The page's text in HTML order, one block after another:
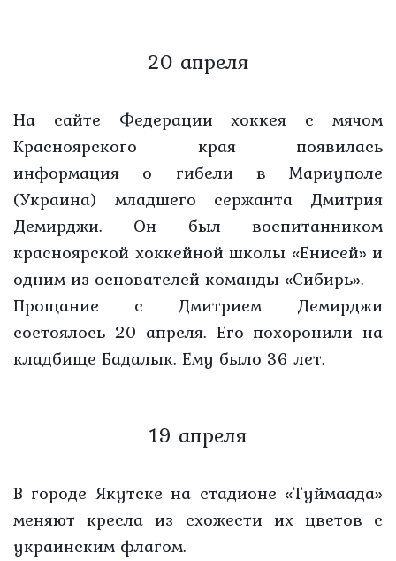
20 апреля
На сайте Федерации хоккея с мячом
Красноярского края появилась
информация о гибели в Мариуполе
(Украина) младшего сержанта Дмитрия
Демирджи. Он был воспитанником
красноярской хоккейной школы «Енисей» и
одним из основателей команды «Сибирь».
Прощание с Дмитрием Демирджи
состоялось 20 апреля. Его похоронили на
кладбище Бадалык. Ему было 36 лет.
19 апреля
В городе Якутске на стадионе «Туймаада»
меняют кресла из схожести их цветов с
украинским флагом.